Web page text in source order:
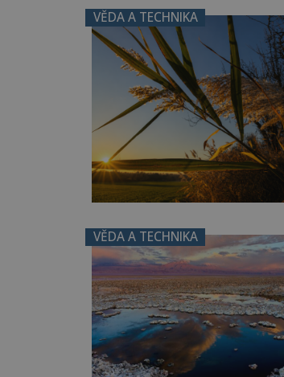
VĚDA A TECHNIKA
VĚDA A TECHNIKA